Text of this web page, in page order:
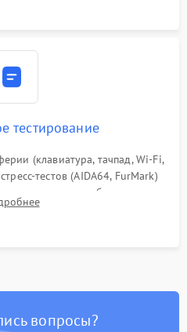
тестирование
(клавиатура, тачпад, Wi-Fi,
тестов (AIDA64, FurMark)
режима и стабильности
нагрузкой.
вопросы?